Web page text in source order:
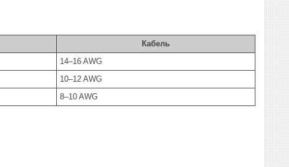
Кабель
14–16 AWG
10–12 AWG
8–10 AWG